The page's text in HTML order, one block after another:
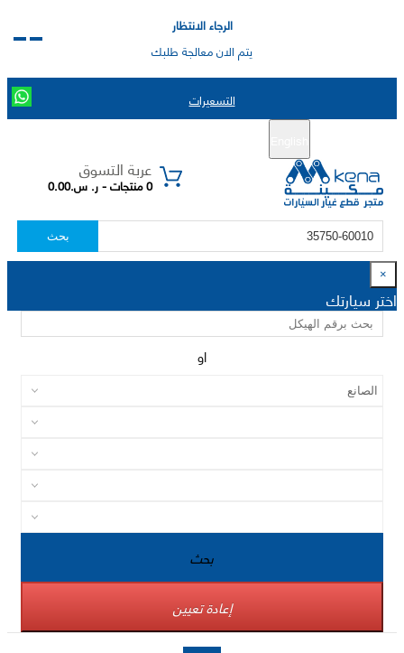
الرجاء الانتظار
يتم الان معالجة طلبك
التسعيرات
عربة التسوق
0 منتجات - ر. س.0.00
بحث
×
اختر سيارتك
او
بحث
إعادة تعيين